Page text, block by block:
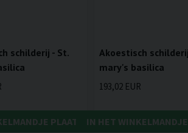
schilderij - St.
PLAATSEN
Akoestisch
mary's basilica
193,02 EUR
IN HET